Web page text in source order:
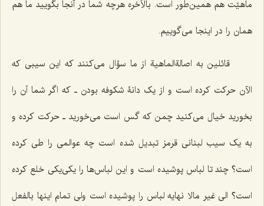
ماهیّت هم همین‌طور است. بالأخره هرچه شما در آنجا بگویید ما هم
همان را در اینجا می‌گوییم.
قائلین به اصالةالماهیة از ما سؤال می‌کنند که این سیبی که
الآن حرکت کرده است و از یک دانۀ شکوفه بودن ـ که اگر شما آن را
بخورید خیال می‌کنید چمن که گس است می‌خورید ـ حرکت کرده و
به یک سیب لبنانی قرمز تبدیل شده است چه عوالمی را طی کرده
است؟ چند تا لباس پوشیده است و این لباس‌ها را یکی‌یکی خلع کرده
است؟ الی غیر مالا نهایه لباس را پوشیده است ولی تمام اینها بالفعل